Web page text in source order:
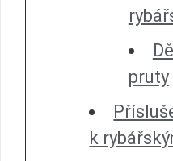
pruty
k